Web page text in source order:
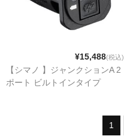
Sinter
5DEV
OAK COMPONENTS
¥15,488(税込)
【シマノ 】ジャンクションA 2
ポート ビルトインタイプ
1